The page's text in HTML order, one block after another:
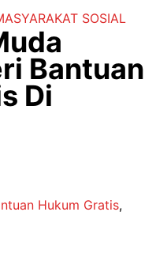
SOSIAL
Bantuan
Di
Hukum Gratis,